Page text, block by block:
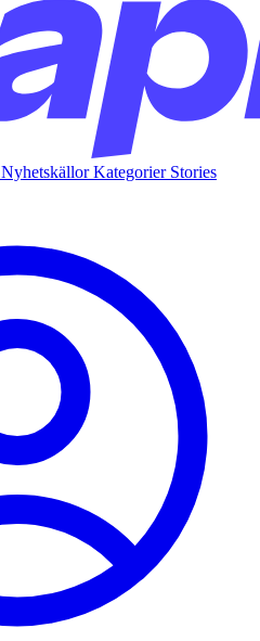
NyhetskällorKategorier Stories